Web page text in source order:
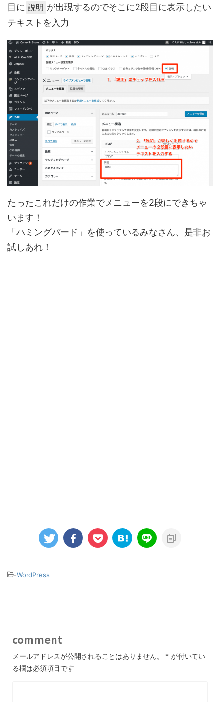
目に 説明 が出現するのでそこに2段目に表示したい
テキストを入力
たったこれだけの作業でメニューを2段にできちゃ
います！
「ハミングバード」を使っているみなさん、是非お
試しあれ！
-WordPress
comment
メールアドレスが公開されることはありません。 * が付いてい
る欄は必須項目です